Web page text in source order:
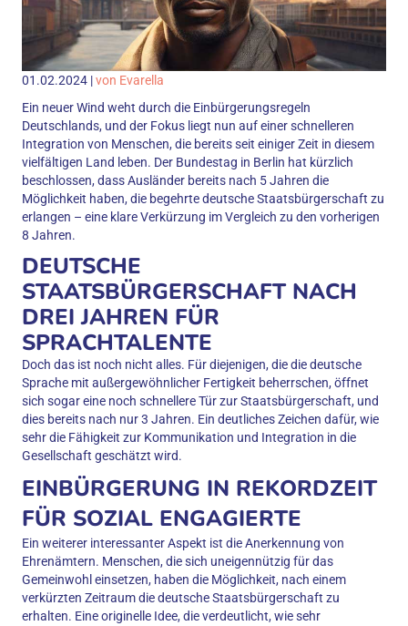
01.02.2024 |von Evarella
Ein neuer Wind weht durch die Einbürgerungsregeln
Deutschlands, und der Fokus liegt nun auf einer schnelleren
Integration von Menschen, die bereits seit einiger Zeit in diesem
vielfältigen Land leben. Der Bundestag in Berlin hat kürzlich
beschlossen, dass Ausländer bereits nach 5 Jahren die
Möglichkeit haben, die begehrte deutsche Staatsbürgerschaft zu
erlangen – eine klare Verkürzung im Vergleich zu den vorherigen
8 Jahren.
DEUTSCHE
STAATSBÜRGERSCHAFT NACH
DREI JAHREN FÜR
SPRACHTALENTE
Doch das ist noch nicht alles. Für diejenigen, die die deutsche
Sprache mit außergewöhnlicher Fertigkeit beherrschen, öffnet
sich sogar eine noch schnellere Tür zur Staatsbürgerschaft, und
dies bereits nach nur 3 Jahren. Ein deutliches Zeichen dafür, wie
sehr die Fähigkeit zur Kommunikation und Integration in die
Gesellschaft geschätzt wird.
EINBÜRGERUNG IN REKORDZEIT
FÜR SOZIAL ENGAGIERTE
Ein weiterer interessanter Aspekt ist die Anerkennung von
Ehrenämtern. Menschen, die sich uneigennützig für das
Gemeinwohl einsetzen, haben die Möglichkeit, nach einem
verkürzten Zeitraum die deutsche Staatsbürgerschaft zu
erhalten. Eine originelle Idee, die verdeutlicht, wie sehr